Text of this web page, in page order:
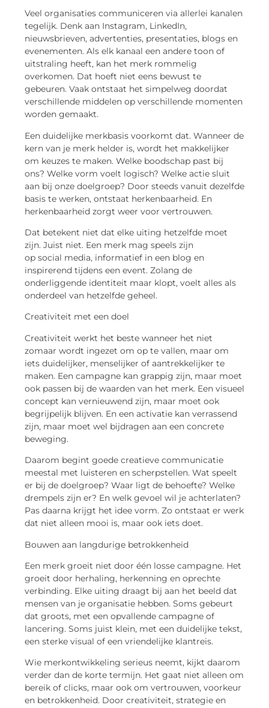
Veel organisaties communiceren via allerlei kanalen
tegelijk. Denk aan Instagram, LinkedIn,
nieuwsbrieven, advertenties, presentaties, blogs en
evenementen. Als elk kanaal een andere toon of
uitstraling heeft, kan het merk rommelig
overkomen. Dat hoeft niet eens bewust te
gebeuren. Vaak ontstaat het simpelweg doordat
verschillende middelen op verschillende momenten
worden gemaakt.
Een duidelijke merkbasis voorkomt dat. Wanneer de
kern van je merk helder is, wordt het makkelijker
om keuzes te maken. Welke boodschap past bij
ons? Welke vorm voelt logisch? Welke actie sluit
aan bij onze doelgroep? Door steeds vanuit dezelfde
basis te werken, ontstaat herkenbaarheid. En
herkenbaarheid zorgt weer voor vertrouwen.
Dat betekent niet dat elke uiting hetzelfde moet
zijn. Juist niet. Een merk mag speels zijn
op social media, informatief in een blog en
inspirerend tijdens een event. Zolang de
onderliggende identiteit maar klopt, voelt alles als
onderdeel van hetzelfde geheel.
Creativiteit met een doel
Creativiteit werkt het beste wanneer het niet
zomaar wordt ingezet om op te vallen, maar om
iets duidelijker, menselijker of aantrekkelijker te
maken. Een campagne kan grappig zijn, maar moet
ook passen bij de waarden van het merk. Een visueel
concept kan vernieuwend zijn, maar moet ook
begrijpelijk blijven. En een activatie kan verrassend
zijn, maar moet wel bijdragen aan een concrete
beweging.
Daarom begint goede creatieve communicatie
meestal met luisteren en scherpstellen. Wat speelt
er bij de doelgroep? Waar ligt de behoefte? Welke
drempels zijn er? En welk gevoel wil je achterlaten?
Pas daarna krijgt het idee vorm. Zo ontstaat er werk
dat niet alleen mooi is, maar ook iets doet.
Bouwen aan langdurige betrokkenheid
Een merk groeit niet door één losse campagne. Het
groeit door herhaling, herkenning en oprechte
verbinding. Elke uiting draagt bij aan het beeld dat
mensen van je organisatie hebben. Soms gebeurt
dat groots, met een opvallende campagne of
lancering. Soms juist klein, met een duidelijke tekst,
een sterke visual of een vriendelijke klantreis.
Wie merkontwikkeling serieus neemt, kijkt daarom
verder dan de korte termijn. Het gaat niet alleen om
bereik of clicks, maar ook om vertrouwen, voorkeur
en betrokkenheid. Door creativiteit, strategie en